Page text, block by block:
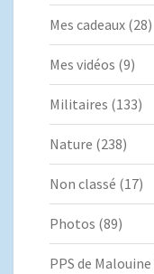
Mes cadeaux (28)
Mes vidéos (9)
Militaires (133)
Nature (238)
Non classé (17)
Photos (89)
PPS de Malouine